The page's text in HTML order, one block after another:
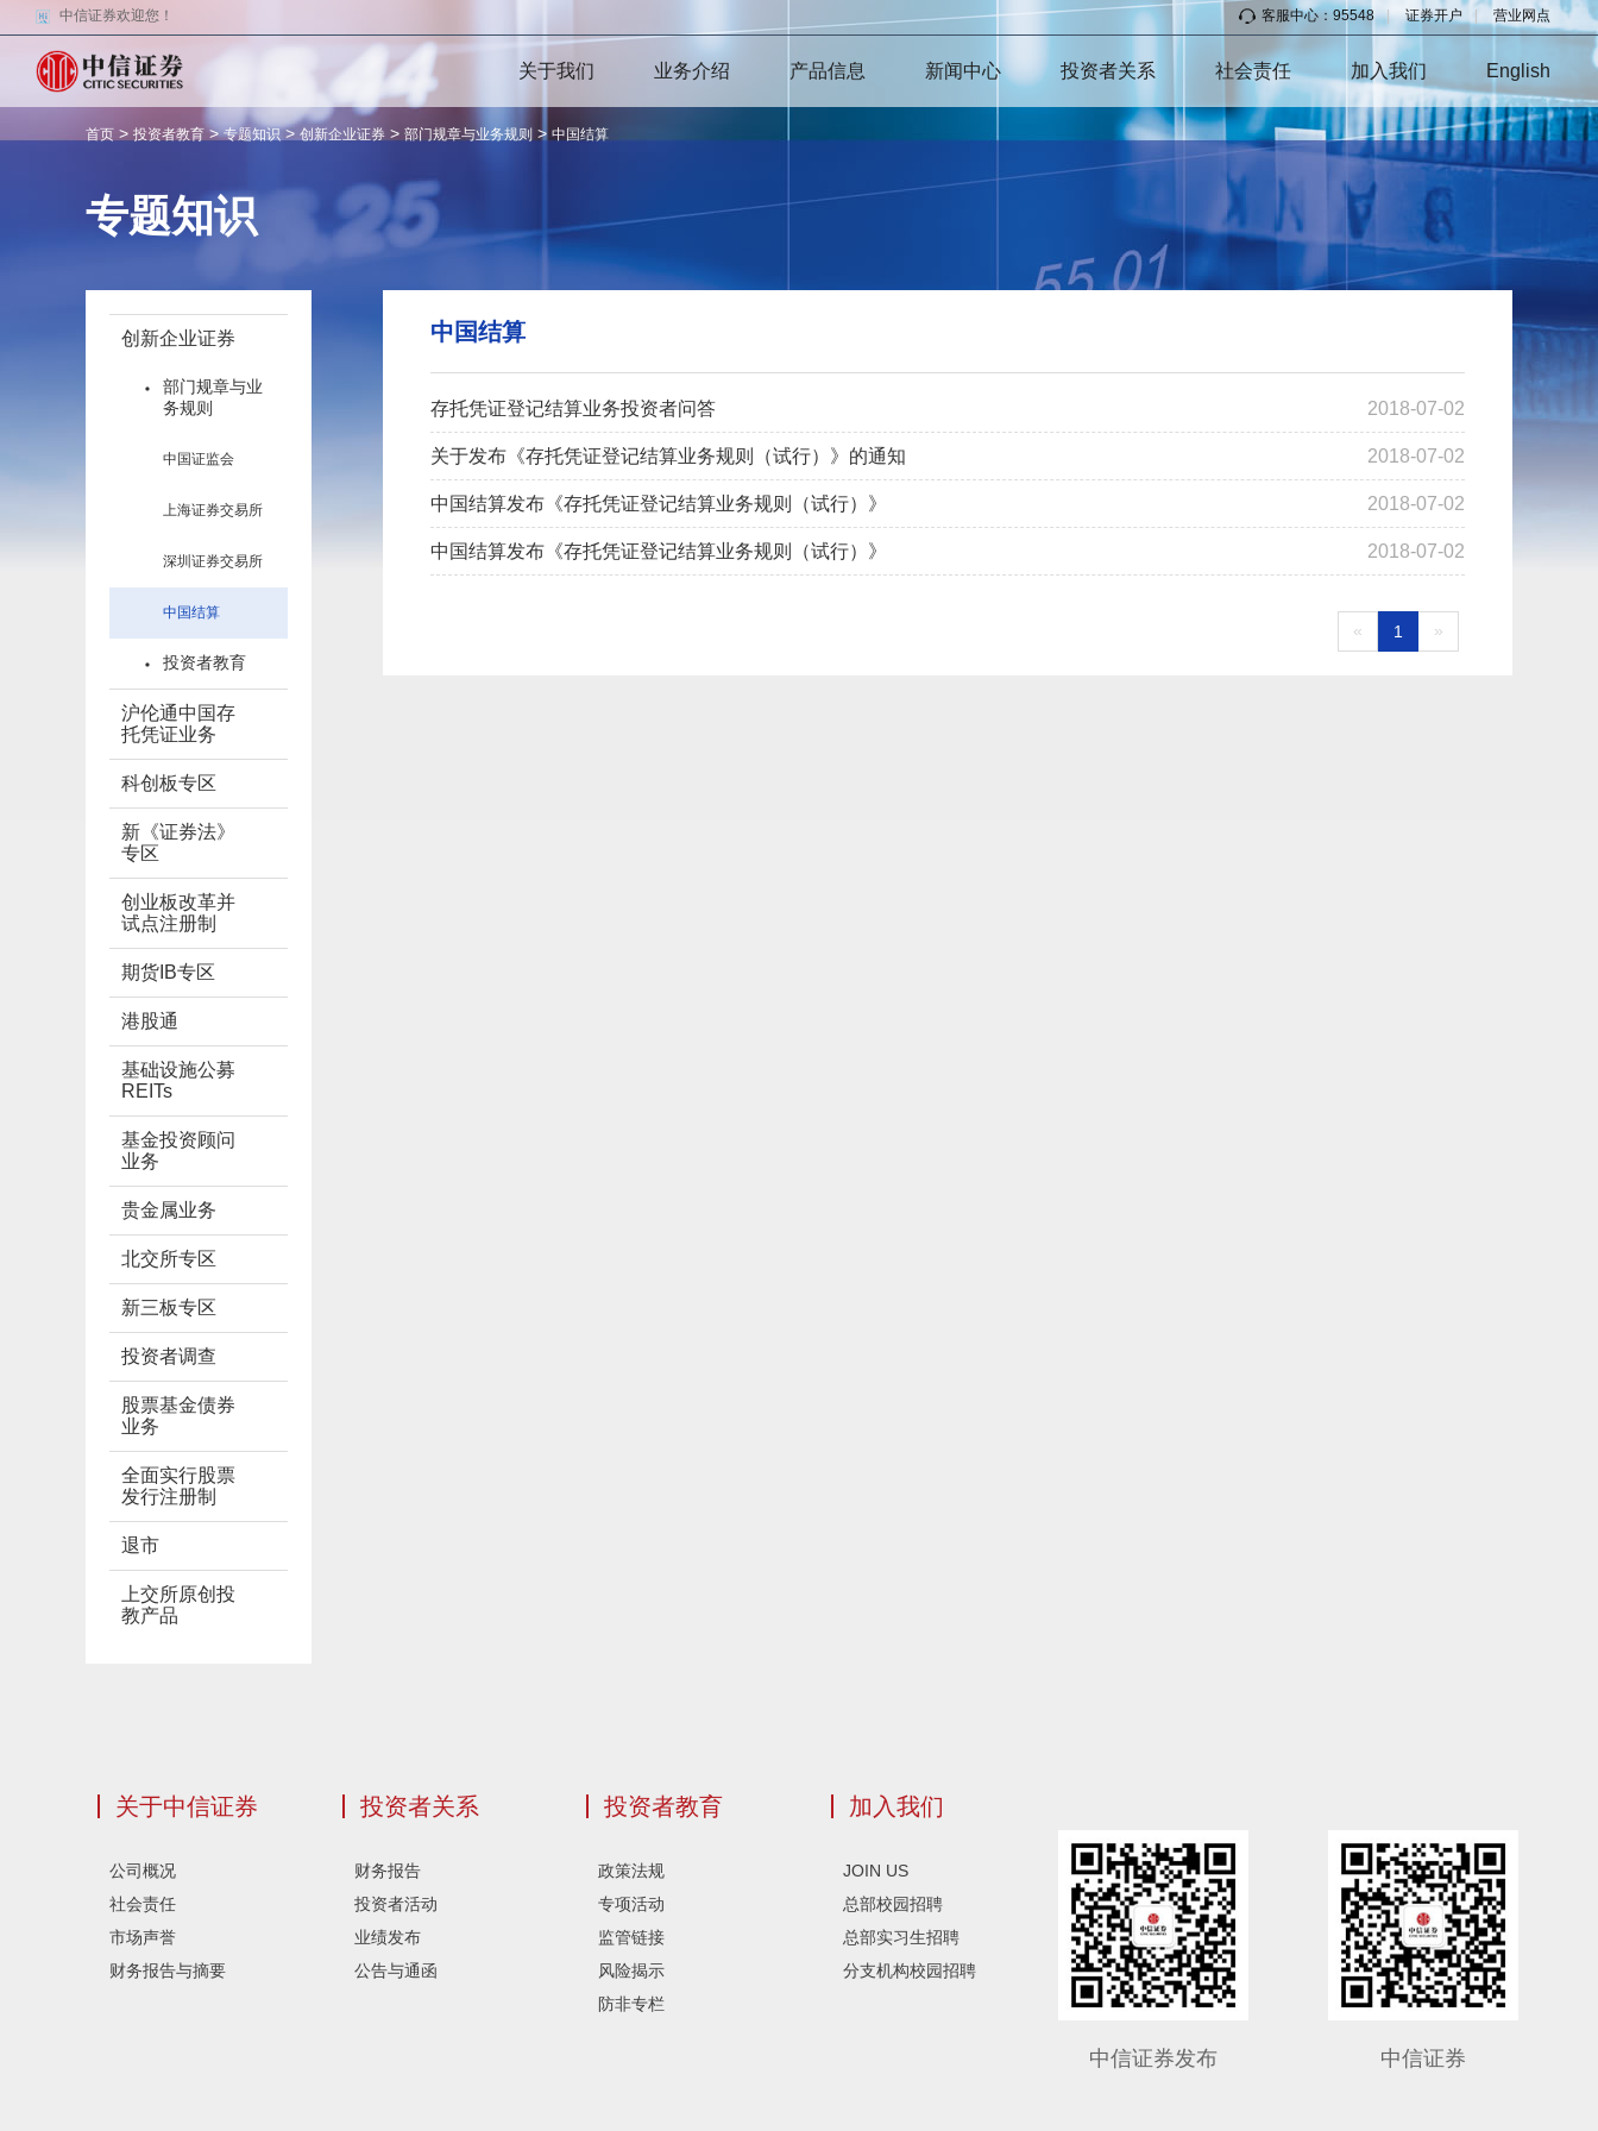
中信证券欢迎您！ 客服中心：95548 | 证券开户 营业网点
关于我们 业务介绍 产品信息 新闻中心 投资者关系 社会责任 加入我们 English
首页 > 投资者教育>专题知识> 创新企业证券 > 部门规章与业务规则 > 中国结算
专题知识
创新企业证券
部门规章与业
务规则
中国证监会
上海证券交易所
深圳证券交易所
中国结算
投资者教育
沪伦通中国存
托凭证业务
科创板专区
新《证券法》
专区
创业板改革并
试点注册制
期货IB专区
港股通
基础设施公募
REITs
基金投资顾问
业务
贵金属业务
北交所专区
新三板专区
投资者调查
股票基金债券
业务
全面实行股票
发行注册制
退市
上交所原创投
教产品
中国结算
2018-07-02
存托凭证登记结算业务投资者问答
2018-07-02
关于发布《存托凭证登记结算业务规则（试行）》的通知
2018-07-02
中国结算发布《存托凭证登记结算业务规则（试行）》
2018-07-02
中国结算发布《存托凭证登记结算业务规则（试行）》
« 1 »
中信证券发布 中信证券
关于中信证券
公司概况
社会责任
市场声誉
财务报告与摘要
投资者关系
财务报告
投资者活动
业绩发布
公告与通函
投资者教育
政策法规
专项活动
监管链接
风险揭示
防非专栏
加入我们
JOIN US
总部校园招聘
总部实习生招聘
分支机构校园招聘